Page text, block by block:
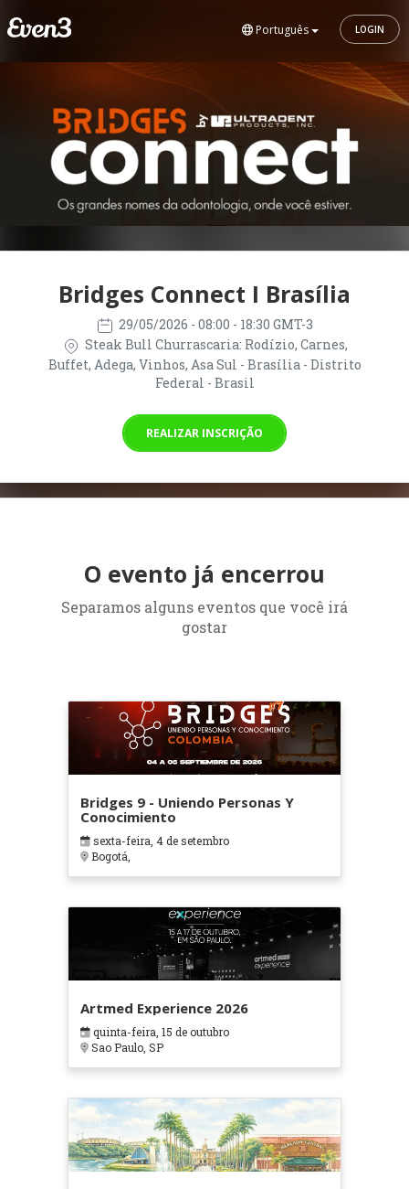
Português LOGIN
Bridges Connect I Brasília
29/05/2026 - 08:00 - 18:30 GMT-3
Steak Bull Churrascaria: Rodízio, Carnes,
Buffet, Adega, Vinhos, Asa Sul - Brasília - Distrito
Federal - Brasil
REALIZAR INSCRIÇÃO
O evento já encerrou
Separamos alguns eventos que você irá
gostar
Bridges 9 - Uniendo Personas Y
Conocimiento
sexta-feira, 4 de setembro
Bogotá,
Artmed Experience 2026
quinta-feira, 15 de outubro
Sao Paulo, SP